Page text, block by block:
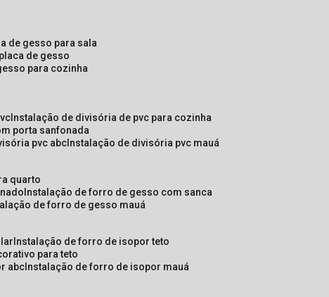
de gesso para sala
de gesso
para cozinha
instalação de divisória de pvc para cozinha
porta sanfonada
pvc abc instalação de divisória pvc mauá
quarto
instalação de forro de gesso com sanca
de forro de gesso mauá
instalação de forro de isopor teto
para teto
abc instalação de forro de isopor mauá